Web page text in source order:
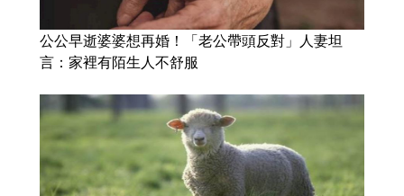
公公早逝婆婆想再婚！「老公帶頭反對」人妻坦
言：家裡有陌生人不舒服